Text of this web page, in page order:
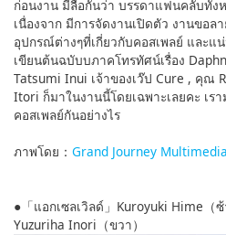
ก่อนงาน มีลือกันว่า บรรดาแฟนคลับทั้ง
เนื่องจาก มีการจัดงานเปิดตัว งานขอล
อุปกรณ์ต่างๆที่เกี่ยวกับคอสเพลย์ และ
เขียนต้นฉบับบภาคโทรทัศน์เรื่อง
Tatsumi Inui เจ้าของเว๊ป Cure , คุณ
Itori ก็มาในงานนี้โดยเฉพาะเลยคะ เร
คอสเพลย์กันอย่างไร
ภาพโดย： Grand Journey
●「แอกเซลเวิลด์」Kuroyuki Hime（
Yuzuriha Inori（ขวา）